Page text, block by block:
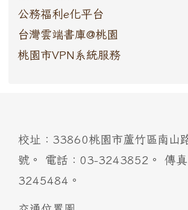
公務福利e化平台
台灣雲端書庫@桃園
桃園市VPN系統服務
校址：33860桃園市蘆竹區南山
號。 電話：03-3243852。 傳
3245484。